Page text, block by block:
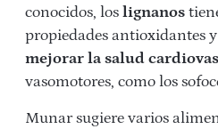
conocidos, los lignanos
propiedades antioxidantes
mejorar la salud
vasomotores, como los
Munar sugiere varios